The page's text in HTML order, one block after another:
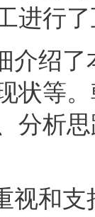
进行
介绍
状等
分析
视和